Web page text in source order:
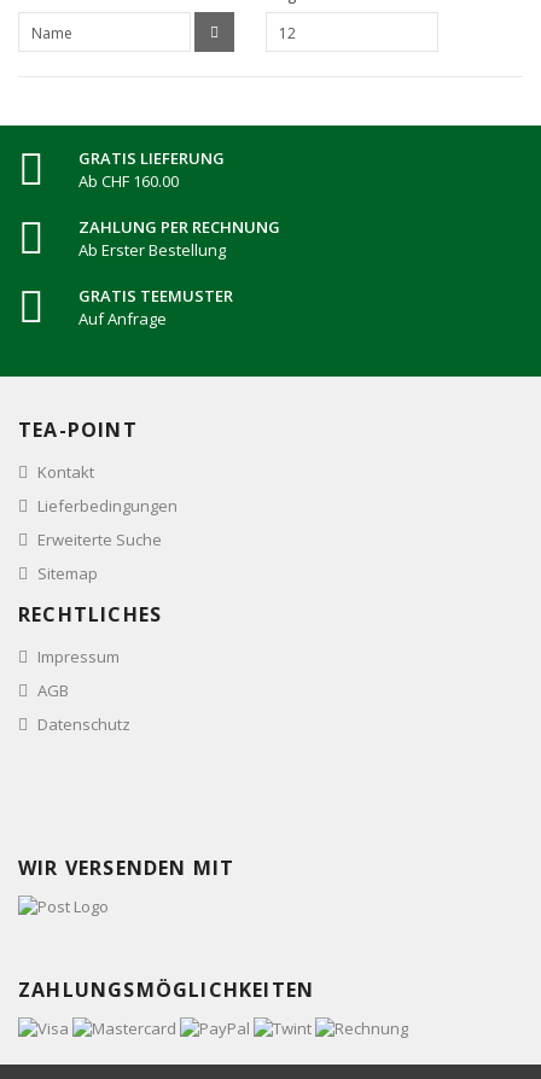
GRATIS LIEFERUNG
Ab CHF 160.00
ZAHLUNG PER RECHNUNG
Ab Erster Bestellung
GRATIS TEEMUSTER
Auf Anfrage
TEA-POINT
Kontakt
Lieferbedingungen
Erweiterte Suche
Sitemap
RECHTLICHES
Impressum
AGB
Datenschutz
WIR VERSENDEN MIT
ZAHLUNGSMÖGLICHKEITEN